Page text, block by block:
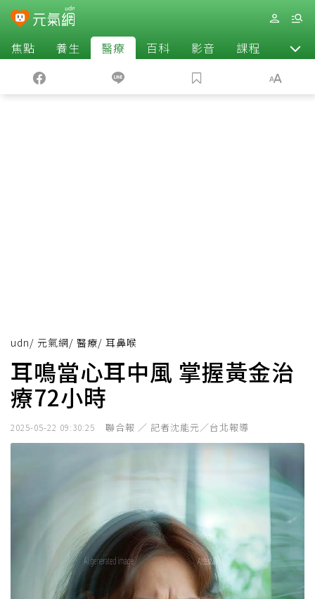
焦點 養生 醫療 百科 影音 課程 退休
udn/ 元氣網/ 醫療/ 耳鼻喉
耳鳴當心耳中風 掌握黃金治
療72小時
2025-05-22 09:30:25 聯合報 ／ 記者沈能元／台北報導